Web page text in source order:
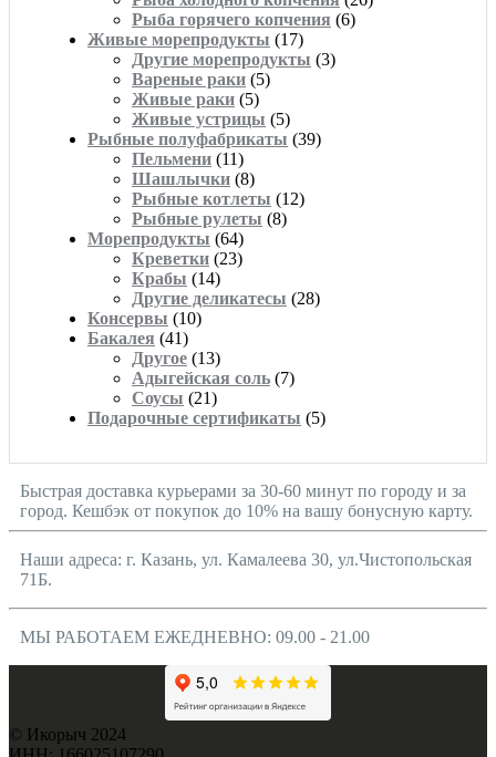
Рыба горячего копчения (6)
Живые морепродукты (17)
Другие морепродукты (3)
Вареные раки (5)
Живые раки (5)
Живые устрицы (5)
Рыбные полуфабрикаты (39)
Пельмени (11)
Шашлычки (8)
Рыбные котлеты (12)
Рыбные рулеты (8)
Морепродукты (64)
Креветки (23)
Крабы (14)
Другие деликатесы (28)
Консервы (10)
Бакалея (41)
Другое (13)
Адыгейская соль (7)
Соусы (21)
Подарочные сертификаты (5)
Быстрая доставка курьерами за 30-60 минут по городу и за
город. Кешбэк от покупок до 10% на вашу бонусную карту.
Наши адреса: г. Казань, ул. Камалеева 30, ул.Чистопольская
71Б.
МЫ РАБОТАЕМ ЕЖЕДНЕВНО: 09.00 - 21.00
© Икорыч 2024